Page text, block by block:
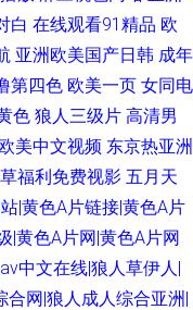
白 在线观看91精品 欧
亚洲欧美国产日韩 成年
第四色 欧美一页 女同电
色 狼人三级片 高清男
美中文视频 东京热亚洲
福利免费视影 五月天
|黄色A片链接|黄色A片
|黄色A片网|黄色A片网
中文在线|狼人草伊人|
网|狼人成人综合亚洲|